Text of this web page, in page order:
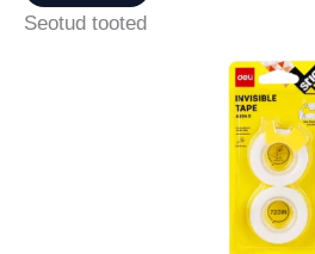
Seotud tooted